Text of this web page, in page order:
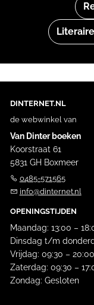
DINTERNET.NL
de webwinkel van
Van Dinter boeken
Koorstraat 61
5831 GH Boxmeer
0485-571565
info@dinternet.nl
OPENINGSTIJDEN
Maandag: 13:00 –
Dinsdag t/m
Vrijdag: 09:30 –
Zaterdag: 09:30 –
Zondag: Gesloten